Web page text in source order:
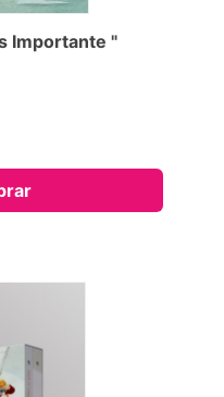
Importante "